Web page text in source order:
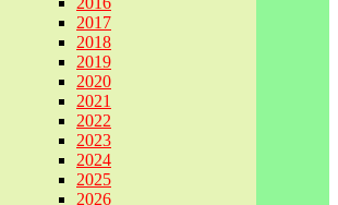
2017
2018
2019
2020
2021
2022
2023
2024
2025
2026